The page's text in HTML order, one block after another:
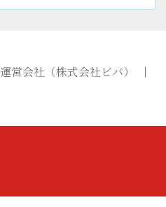
運営会社（株式会社ビバ）